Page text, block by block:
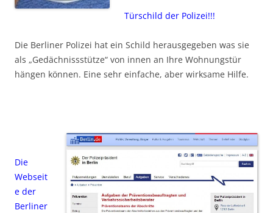
Türschild der Polizei!!!
Die Berliner Polizei hat ein Schild herausgegeben was sie
als „Gedächnissstütze“ von innen an Ihre Wohnungstür
hängen können. Eine sehr einfache, aber wirksame Hilfe.
Die
Webseit
e der
Berliner